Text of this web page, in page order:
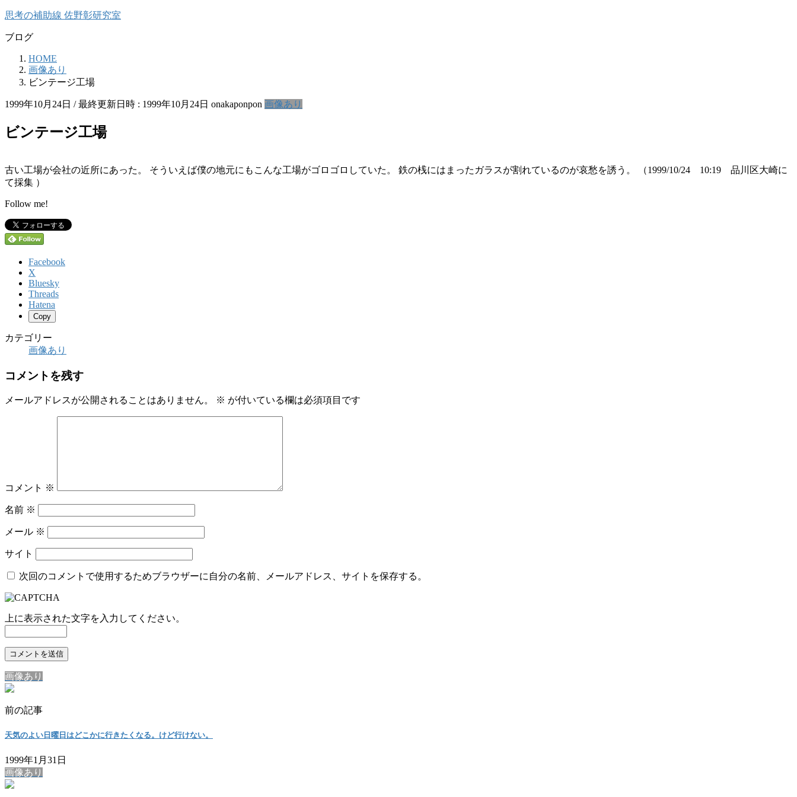
コ
テ
キ
プ
ナ
ゲ
に
動
思考の補助線 佐野彰研究室
ブログ
HOME
画像あり
ビンテージ工場
1999年10月24日 / 最終更新日時 : 1999年10月24日 onakaponpon 画像あり
ビンテージ工場
古い工場が会社の近所にあった。 そういえば僕の地元にもこんな工場がゴロゴロしていた。 鉄の桟にはまったガラスが割れているのが哀愁を誘う。 （1999/10/24 10:19 品川区大崎に
て採集 ）
Follow me!
Facebook
X
Bluesky
Threads
Hatena
Copy
カテゴリー
画像あり
コメントを残す
メールアドレスが公開されることはありません。 ※ が付いている欄は必須項目です
コメント ※
名前 ※
メール ※
サイト
次回のコメントで使用するためブラウザーに自分の名前、メールアドレス、サイトを保存する。
上に表示された文字を入力してください。
画像あり
前の記事
天気のよい日曜日はどこかに行きたくなる。けど行けない。
1999年1月31日
画像あり